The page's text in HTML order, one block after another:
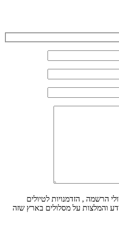
הרשמה , הזדמנויות לטיולים
והמלצות על מסלולים בארץ שזה